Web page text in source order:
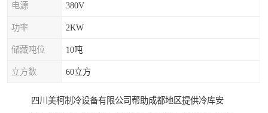
电源 380V
功率 2KW
储藏吨位 10吨
立方数 60立方
四川美柯制冷设备有限公司帮助成都地区提供冷库安